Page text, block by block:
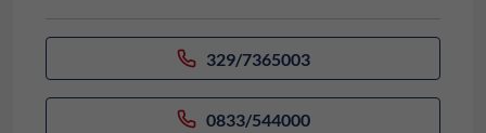
329/7365003
0833/544000